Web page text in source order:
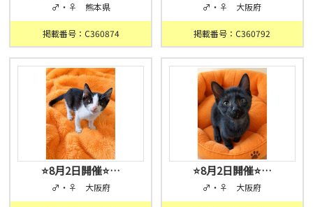
♂・♀ 熊本県
掲載番号：C360874
♂・♀ 大阪府
掲載番号：C360792
⭐️8月2日開催⭐…
♂・♀ 大阪府
⭐️8月2日開催⭐…
♂・♀ 大阪府